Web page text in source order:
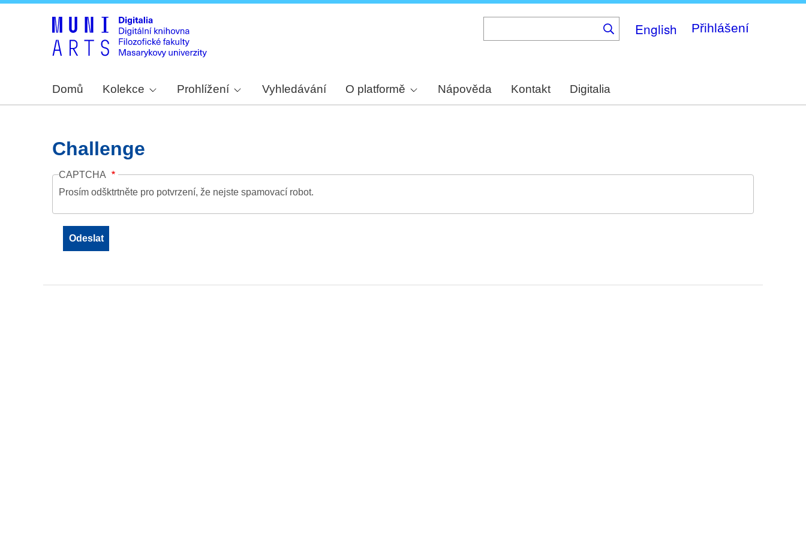
English Přihlášení
Domů Kolekce Prohlížení Vyhledávání O platformě Nápověda Kontakt Digitalia
Challenge
CAPTCHA
Prosím odšktrtněte pro potvrzení, že nejste spamovací robot.